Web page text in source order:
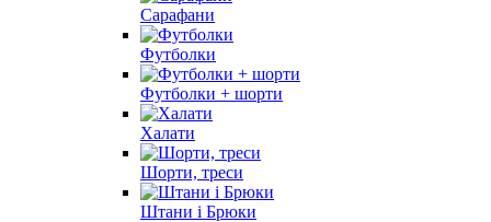
Сарафани
Футболки
Футболки + шорти
Халати
Шорти, треси
Штани і Брюки